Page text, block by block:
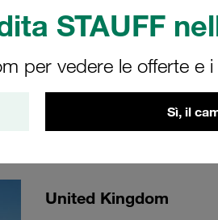
STAUFF
per vedere le offerte e i
Sì, il
Roadshow
United Kingdom